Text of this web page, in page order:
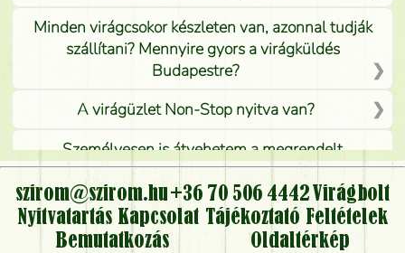
Minden virágcsokor készleten van, azonnal tudják
szállítani? Mennyire gyors a virágküldés
Budapestre?
A virágüzlet Non-Stop nyitva van?
Személyesen is átvehetem a megrendelt
virágcsokrot, vagy csak virágküldéssel, kiszállítással
kérhető?
Vidékre is lehet rendelni?
szirom@szirom.hu +36 70 506 4442 Virágbolt
Nyitvatartás Kapcsolat Tájékoztató Feltételek
Bemutatkozás
Oldaltérkép